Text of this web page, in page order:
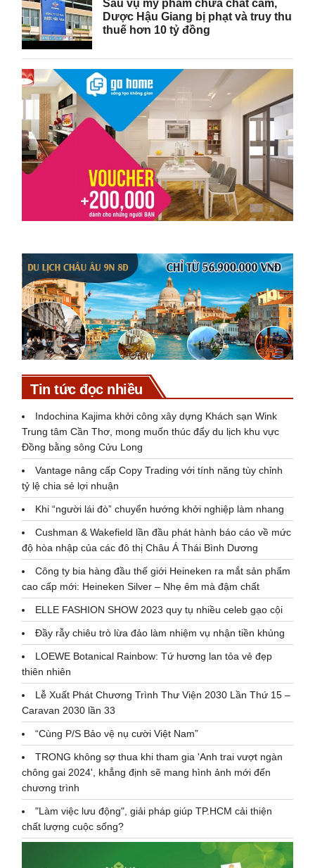
Sau vụ mỹ phẩm chứa chất cấm,
Dược Hậu Giang bị phạt và truy thu
thuế hơn 10 tỷ đồng
Tin tức đọc nhiều
Indochina Kajima khởi công xây dựng Khách sạn Wink
Trung tâm Cần Thơ, mong muốn thúc đẩy du lịch khu vực
Đồng bằng sông Cửu Long
Vantage nâng cấp Copy Trading với tính năng tùy chỉnh
tỷ lệ chia sẻ lợi nhuận
Khi “người lái đò” chuyển hướng khởi nghiệp làm nhang
Cushman & Wakefield lần đầu phát hành báo cáo về mức
độ hòa nhập của các đô thị Châu Á Thái Bình Dương
Công ty bia hàng đầu thế giới Heineken ra mắt sản phẩm
cao cấp mới: Heineken Silver – Nhẹ êm mà đậm chất
ELLE FASHION SHOW 2023 quy tụ nhiều celeb gạo cội
Đầy rẫy chiêu trò lừa đảo làm nhiệm vụ nhận tiền khủng
LOEWE Botanical Rainbow: Tứ hương lan tỏa vẻ đẹp
thiên nhiên
Lễ Xuất Phát Chương Trình Thư Viện 2030 Lần Thứ 15 –
Caravan 2030 lần 33
“Cùng P/S Bảo vệ nụ cười Việt Nam”
TRONG không sợ thua khi tham gia 'Anh trai vượt ngàn
chông gai 2024', khẳng định sẽ mang hình ảnh mới đến
chương trình
"Làm việc lưu động", giải pháp giúp TP.HCM cải thiện
chất lượng cuộc sống?